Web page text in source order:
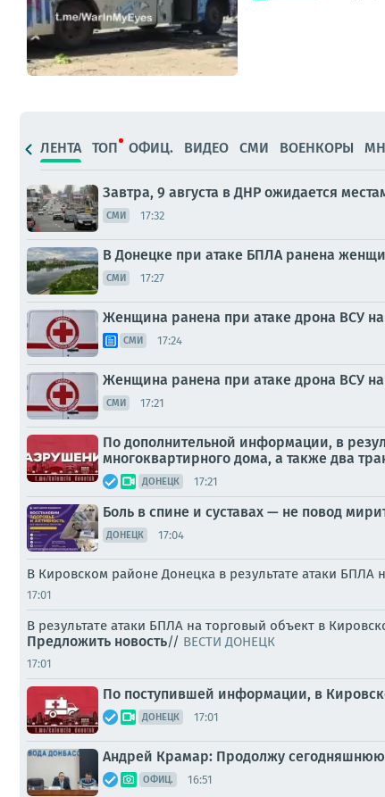
ЛЕНТА ТОП ОФИЦ. ВИДЕО СМИ ВОЕНКОРЫ
Завтра, 9 августа в ДНР ожидается
СМИ 17:32
В Донецке при атаке БПЛА ранена
СМИ 17:27
Женщина ранена при атаке дрона ВСУ
СМИ 17:24
Женщина ранена при атаке дрона ВСУ
СМИ 17:21
По дополнительной информации, в
многоквартирного дома, а также два
ДОНЕЦК 17:21
Боль в спине и суставах — не повод
ДОНЕЦК 17:04
В Кировском районе Донецка в результате атаки
17:01
В результате атаки БПЛА на торговый объект в
Предложить новость// ВЕСТИ ДОНЕЦК
17:01
По поступившей информации, в
ДОНЕЦК 17:01
Андрей Крамар: Продолжу сегодняшнюю
ОФИЦ. 16:51